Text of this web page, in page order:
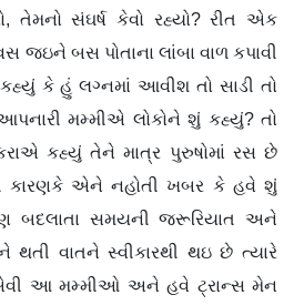
સંઘર્ષ કેવો રહ્યો? રીત એક
જઇને બસ પોતાના લાંબા વાળ કપાવી
કે હું લગ્નમાં આવીશ તો સાડી તો
મમ્મીએ લોકોને શું કહ્યું? તો
કહ્યું તેને માત્ર પુરુષોમાં રસ છે
કારણકે એને નહોતી ખબર કે હવે શું
સમયની જરૂરિયાત અને
થતી વાતને સ્વીકારથી થઇ છે ત્યારે
આ મમ્મીઓ અને હવે ટ્રાન્સ મેન